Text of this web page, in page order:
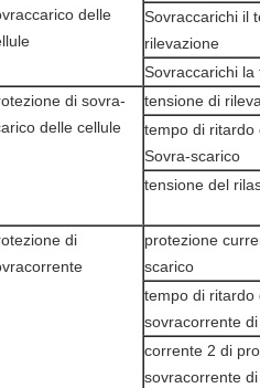
delle
Sovraccarichi il
rilevazione
Sovraccarichi la
di sovra-
delle cellule
tensione di
tempo di ritardo
Sovra-scarico
tensione del
di
protezione
scarico
tempo di ritardo
sovracorrente
corrente 2 di
sovracorrente